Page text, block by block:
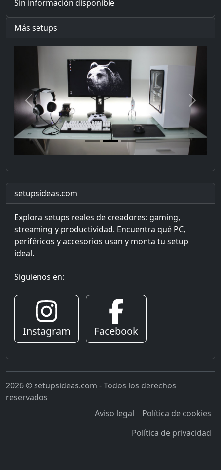
Sin información disponible
Más setups
Previous Next
setupsideas.com
Explora setups reales de creadores: gaming,
streaming y productividad. Encuentra qué PC,
periféricos y accesorios usan y monta tu setup
ideal.
Siguienos en:
Instagram Facebook
2026 © setupsideas.com - Todos los derechos
reservados
Aviso legal
Política de cookies
Política de privacidad